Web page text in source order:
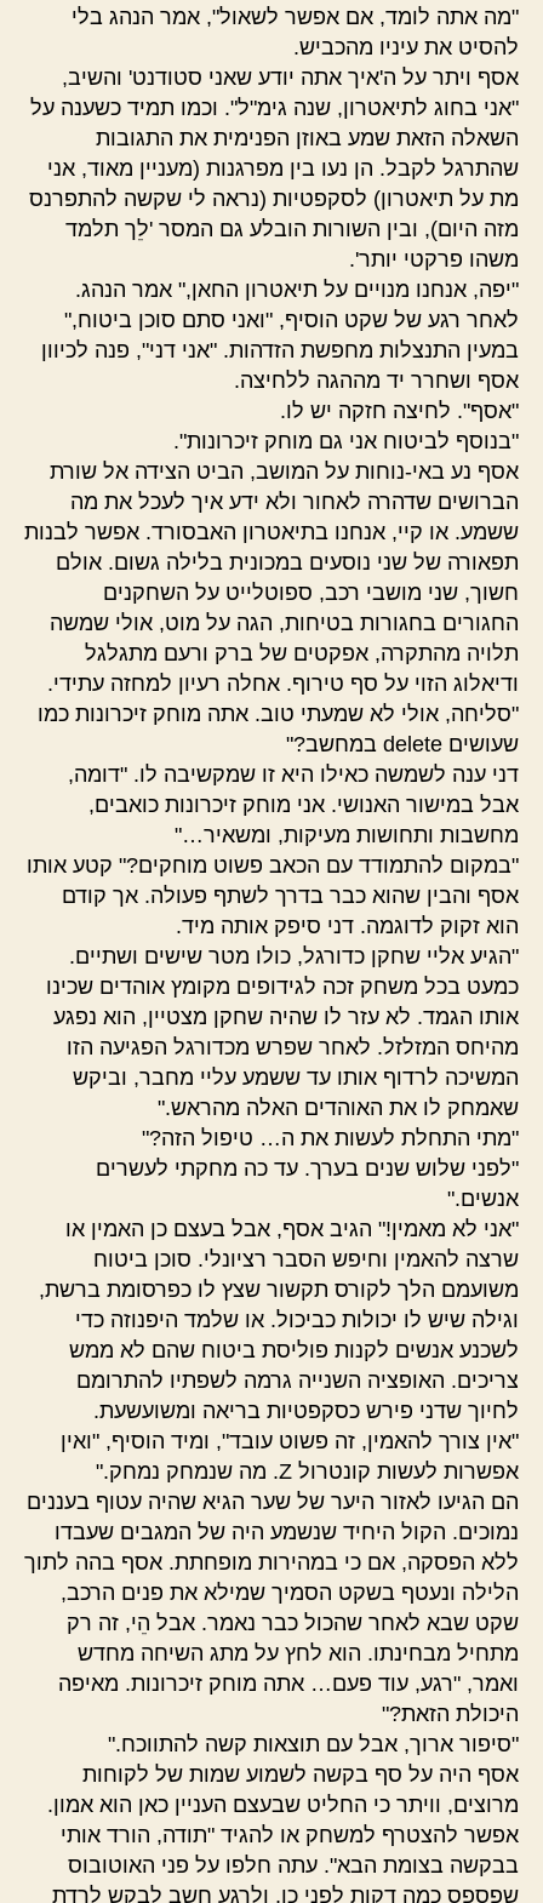
"מה אתה לומד, אם אפשר לשאול", אמר הנהג בלי
להסיט את עיניו מהכביש.
אסף ויתר על ה'איך אתה יודע שאני סטודנט' והשיב,
"אני בחוג לתיאטרון, שנה גימ"ל". וכמו תמיד כשענה על
השאלה הזאת שמע באוזן הפנימית את התגובות
שהתרגל לקבל. הן נעו בין מפרגנות (מעניין מאוד, אני
מת על תיאטרון) לסקפטיות (נראה לי שקשה להתפרנס
מזה היום), ובין השורות הובלע גם המסר 'לֵך תלמד
משהו פרקטי יותר'.
"יפה, אנחנו מנויים על תיאטרון החאן," אמר הנהג.
לאחר רגע של שקט הוסיף, "ואני סתם סוכן ביטוח,"
במעין התנצלות מחפשת הזדהות. "אני דני", פנה לכיוון
אסף ושחרר יד מההגה ללחיצה.
"אסף". לחיצה חזקה יש לו.
"בנוסף לביטוח אני גם מוחק זיכרונות".
אסף נע באי-נוחות על המושב, הביט הצידה אל שורת
הברושים שדהרה לאחור ולא ידע איך לעכל את מה
ששמע. או קיי, אנחנו בתיאטרון האבסורד. אפשר לבנות
תפאורה של שני נוסעים במכונית בלילה גשום. אולם
חשוך, שני מושבי רכב, ספוטלייט על השחקנים
החגורים בחגורות בטיחות, הגה על מוט, אולי שמשה
תלויה מהתקרה, אפקטים של ברק ורעם מתגלגל
ודיאלוג הזוי על סף טירוף. אחלה רעיון למחזה עתידי.
"סליחה, אולי לא שמעתי טוב. אתה מוחק זיכרונות כמו
שעושים delete במחשב?"
דני ענה לשמשה כאילו היא זו שמקשיבה לו. "דומה,
אבל במישור האנושי. אני מוחק זיכרונות כואבים,
מחשבות ותחושות מעיקות, ומשאיר…"
"במקום להתמודד עם הכאב פשוט מוחקים?" קטע אותו
אסף והבין שהוא כבר בדרך לשתף פעולה. אך קודם
הוא זקוק לדוגמה. דני סיפק אותה מיד.
"הגיע אליי שחקן כדורגל, כולו מטר שישים ושתיים.
כמעט בכל משחק זכה לגידופים מקומץ אוהדים שכינו
אותו הגמד. לא עזר לו שהיה שחקן מצטיין, הוא נפגע
מהיחס המזלזל. לאחר שפרש מכדורגל הפגיעה הזו
המשיכה לרדוף אותו עד ששמע עליי מחבר, וביקש
שאמחק לו את האוהדים האלה מהראש."
"מתי התחלת לעשות את ה… טיפול הזה?"
"לפני שלוש שנים בערך. עד כה מחקתי לעשרים
אנשים."
"אני לא מאמין!" הגיב אסף, אבל בעצם כן האמין או
שרצה להאמין וחיפש הסבר רציונלי. סוכן ביטוח
משועמם הלך לקורס תקשור שצץ לו כפרסומת ברשת,
וגילה שיש לו יכולות כביכול. או שלמד היפנוזה כדי
לשכנע אנשים לקנות פוליסת ביטוח שהם לא ממש
צריכים. האופציה השנייה גרמה לשפתיו להתרומם
לחיוך שדני פירש כסקפטיות בריאה ומשועשעת.
"אין צורך להאמין, זה פשוט עובד", ומיד הוסיף, "ואין
אפשרות לעשות קונטרול Z. מה שנמחק נמחק."
הם הגיעו לאזור היער של שער הגיא שהיה עטוף בעננים
נמוכים. הקול היחיד שנשמע היה של המגבים שעבדו
ללא הפסקה, אם כי במהירות מופחתת. אסף בהה לתוך
הלילה ונעטף בשקט הסמיך שמילא את פנים הרכב,
שקט שבא לאחר שהכול כבר נאמר. אבל הֵי, זה רק
מתחיל מבחינתו. הוא לחץ על מתג השיחה מחדש
ואמר, "רגע, עוד פעם… אתה מוחק זיכרונות. מאיפה
היכולת הזאת?"
"סיפור ארוך, אבל עם תוצאות קשה להתווכח."
אסף היה על סף בקשה לשמוע שמות של לקוחות
מרוצים, וויתר כי החליט שבעצם העניין כאן הוא אמון.
אפשר להצטרף למשחק או להגיד "תודה, הורד אותי
בבקשה בצומת הבא". עתה חלפו על פני האוטובוס
שפספס כמה דקות לפני כן, ולרגע חשב לבקש לרדת